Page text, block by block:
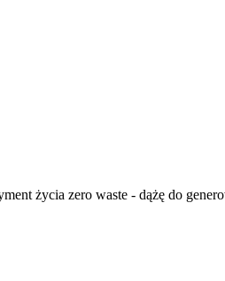
życia zero waste - dążę do